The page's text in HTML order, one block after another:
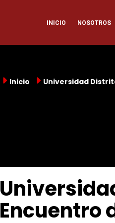
INICIO NOSOTROS
Inicio Universidad
Encuentro